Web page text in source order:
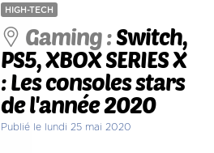
HIGH-TECH
Gaming :Switch,
PS5, XBOX SERIES X
: Les consoles stars
de l'année 2020
Publié le lundi 25 mai 2020